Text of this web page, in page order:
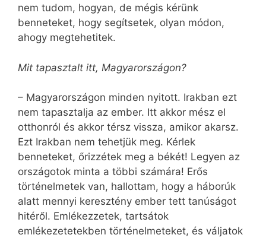
nem tudom, hogyan, de mégis kérünk
benneteket, hogy segítsetek, olyan módon,
ahogy megtehetitek.
Mit tapasztalt itt, Magyarországon?
– Magyarországon minden nyitott. Irakban ezt
nem tapasztalja az ember. Itt akkor mész el
otthonról és akkor térsz vissza, amikor akarsz.
Ezt Irakban nem tehetjük meg. Kérlek
benneteket, őrizzétek meg a békét! Legyen az
országotok minta a többi számára! Erős
történelmetek van, hallottam, hogy a háborúk
alatt mennyi keresztény ember tett tanúságot
hitéről. Emlékezzetek, tartsátok
emlékezetetekben történelmeteket, és váljatok